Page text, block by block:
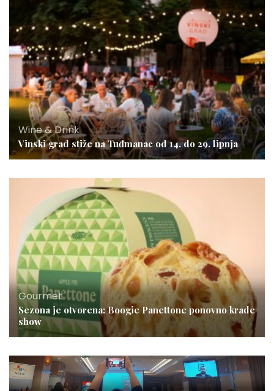
Wine & Drink
Vinski grad stiže na Tuđmanac od 14. do 29. lipnja
Gourmet
Sezona je otvorena: Boogie Panettone ponovno krade
show